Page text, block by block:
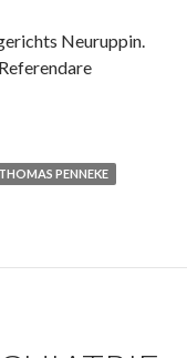
Neuruppin.
THOMAS PENNEKE